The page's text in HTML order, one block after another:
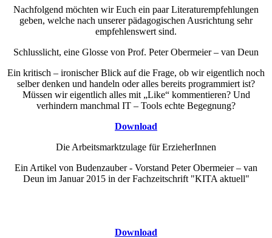
Nachfolgend möchten wir Euch ein paar Literaturempfehlungen
geben, welche nach unserer pädagogischen Ausrichtung sehr
empfehlenswert sind.
Schlusslicht, eine Glosse von Prof. Peter Obermeier – van Deun
Ein kritisch – ironischer Blick auf die Frage, ob wir eigentlich noch
selber denken und handeln oder alles bereits programmiert ist?
Müssen wir eigentlich alles mit „Like“ kommentieren? Und
verhindern manchmal IT – Tools echte Begegnung?
Download
Die Arbeitsmarktzulage für ErzieherInnen
Ein Artikel von Budenzauber - Vorstand Peter Obermeier – van
Deun im Januar 2015 in der Fachzeitschrift "KITA aktuell"
Download